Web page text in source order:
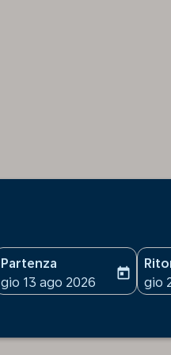
Partenza
fc-booking-departure-
gio 13 ago 2026
today
fc-
gio